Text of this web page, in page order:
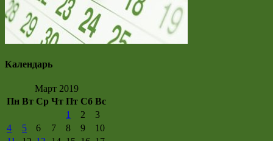
Календарь
Март 2019
Пн Вт Ср Чт Пт Сб Вс
1
2
3
4
5 6 7 8 9
10